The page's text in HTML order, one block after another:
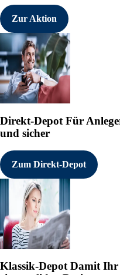
Zur Aktion
Direkt-Depot Für
und sicher
Zum Direkt-Depot
Klassik-DepotDamit Ihr